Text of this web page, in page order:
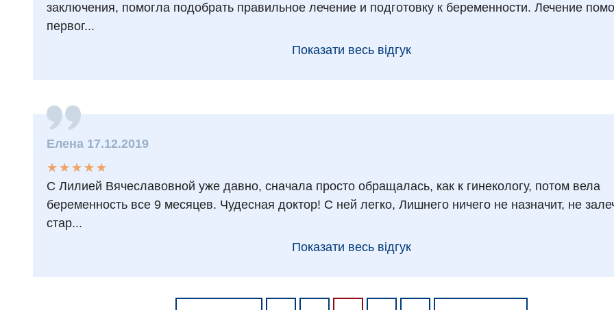
заключения, помогла подобрать правильное лечение и подготовку к беременности. Лечение
первог...
Показати весь відгук
Елена 17.12.2019
★
★
★
★
★
★ ★ ★ ★ ★
С Лилией Вячеславовной уже давно, сначала просто обращалась, как к гинекологу, потом вела
беременность все 9 месяцев. Чудесная доктор! С ней легко, Лишнего ничего не назначит, не
стар...
Показати весь відгук